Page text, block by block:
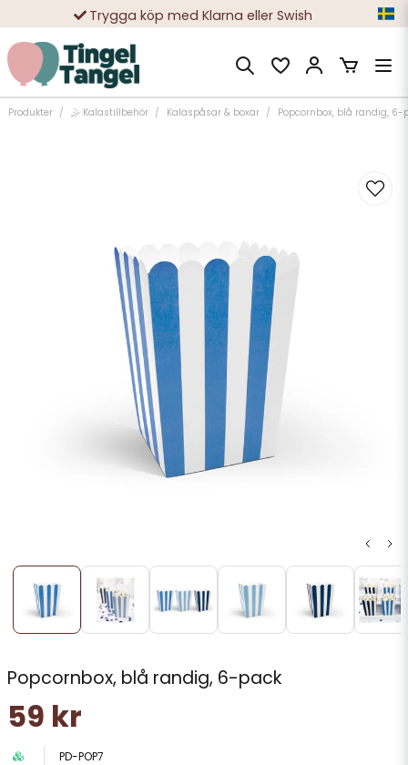
Trygga köp med Klarna eller Swish
10 000-tals nöjda kunder
Produkter 🤹 Kalastillbehör Kalaspåsar & boxar Popcornbox, blå randig, 6-
Popcornbox, blå randig, 6-pack
59 kr
PD-POP7